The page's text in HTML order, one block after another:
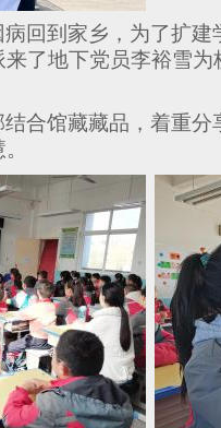
回到家乡，为了扩
了地下党员李裕雪
合馆藏藏品，着重